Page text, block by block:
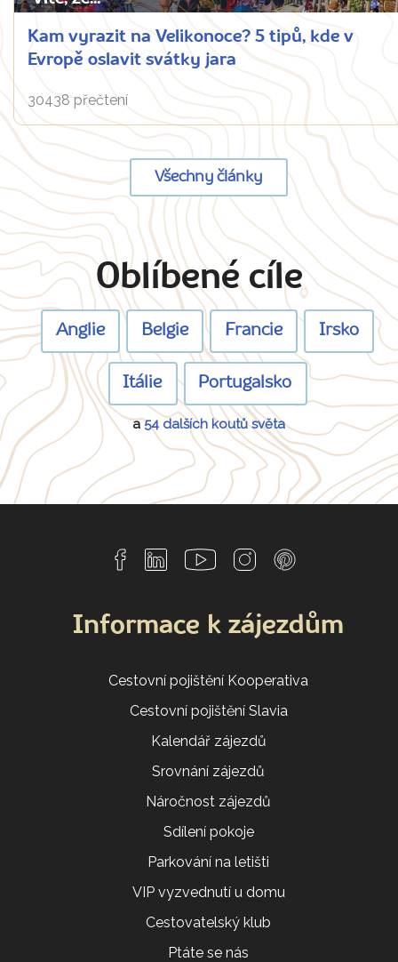
Kam vyrazit na Velikonoce? 5 tipů, kde v
Evropě oslavit svátky jara
30438 přečtení
Všechny články
Oblíbené cíle
Anglie Belgie Francie Irsko
Itálie Portugalsko
a54 dalších koutů světa
Informace k zájezdům
Cestovní pojištění Kooperativa
Cestovní pojištění Slavia
Kalendář zájezdů
Srovnání zájezdů
Náročnost zájezdů
Sdílení pokoje
Parkování na letišti
VIP vyzvednutí u domu
Cestovatelský klub
Ptáte se nás